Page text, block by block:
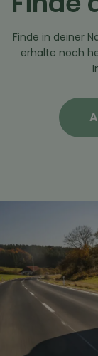
Finde in deiner
erhalte noch